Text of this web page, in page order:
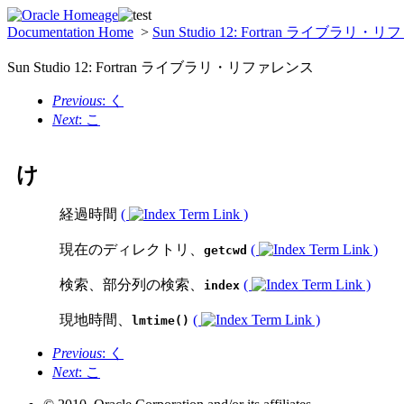
Documentation Home > Sun Studio 12: Fortran ライブラリ・リ
Sun Studio 12: Fortran ライブラリ・リファレンス
Previous: く
Next: こ
け
経過時間 ( )
現在のディレクトリ、 getcwd ( )
検索、部分列の検索、 index ( )
現地時間、 lmtime() ( )
Previous: く
Next: こ